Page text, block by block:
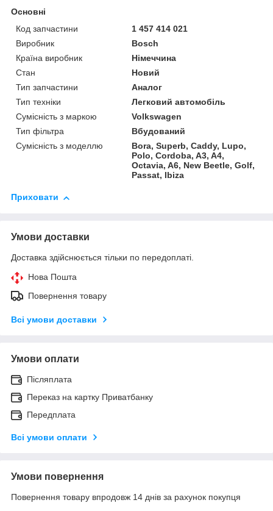
Основні
Код запчастини
1 457 414 021
Виробник
Bosch
Країна виробник
Німеччина
Стан
Новий
Тип запчастини
Аналог
Тип техніки
Легковий автомобіль
Сумісність з маркою
Volkswagen
Тип фільтра
Вбудований
Сумісність з моделлю
Bora, Superb, Caddy, Lupo,
Polo, Cordoba, A3, A4,
Octavia, A6, New Beetle, Golf,
Passat, Ibiza
Приховати
Умови доставки
Доставка здійснюється тільки по передоплаті.
Нова Пошта
Повернення товару
Всі умови доставки
Умови оплати
Післяплата
Переказ на картку Приватбанку
Передплата
Всі умови оплати
Умови повернення
Повернення товару впродовж 14 днів за рахунок покупця